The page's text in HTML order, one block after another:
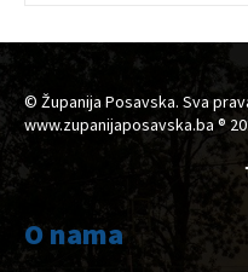
© Županija Posavska. Sva
www.zupanijaposavska.ba ®
O nama